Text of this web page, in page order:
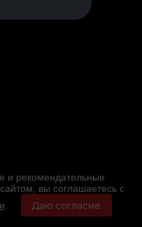
и рекомендательные
вы соглашаетесь с
Даю согласие